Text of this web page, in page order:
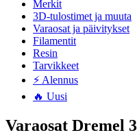
Merkit
3D-tulostimet ja muuta
Varaosat ja päivitykset
Filamentit
Resin
Tarvikkeet
⚡ Alennus
🔥 Uusi
Varaosat Dremel